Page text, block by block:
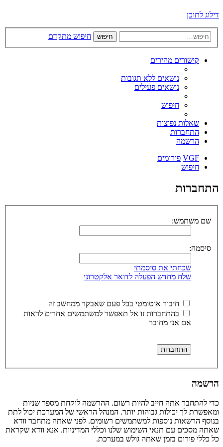
דילוג לתוכן
חיפוש חיפוש מתקדם
קישורים מהירים
נושאים ללא תגובות
נושאים פעילים
חיפוש
שאלות נפוצות
התחברות
הרשמה
VGF פורומים
חיפוש
התחברות
שם משתמש:
סיסמה:
שכחתי את סיסמתי
שלח מחדש הפעלה לדואר אלקטרוני
חיבור אוטומטי בכל פעם שאבקר ממחשב זה
בהתחברות זו אל תאפשר למשתמשים אחרים לראות
אם אני מחובר
הרשמה
כדי להתחבר אתה חייב להיות רשום. ההרשמה לוקחת מספר שניות
ומאפשרת לך יכולות גבוהות יותר. המנהל הראשי של המערכת יכול לתת
בנוסף הרשאות נוספות למשתמשים רשומים. לפני שאתה מתחבר וודא
שאתה מסכים עם תנאי השימוש שלנו וכללי המדיניות. אנא וודא שקראת
כל כללי פורום בזמן שאתה גולש במערכת.